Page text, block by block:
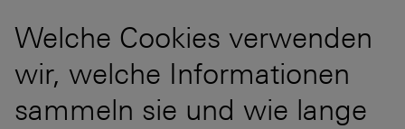
Welche Cookies verwenden
wir, welche Informationen
sammeln sie und wie lange